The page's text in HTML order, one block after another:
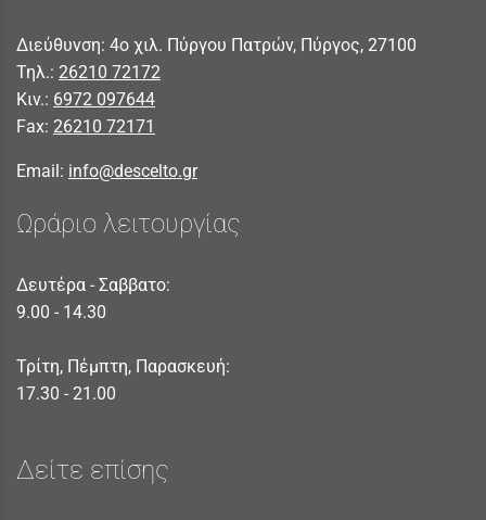
Διεύθυνση: 4ο χιλ. Πύργου Πατρών, Πύργος, 27100
Τηλ.: 26210 72172
Κιν.: 6972 097644
Fax: 26210 72171
Email: info@descelto.gr
Ωράριο λειτουργίας
Δευτέρα - Σαββατο:
9.00 - 14.30
Τρίτη, Πέμπτη, Παρασκευή:
17.30 - 21.00
Δείτε επίσης